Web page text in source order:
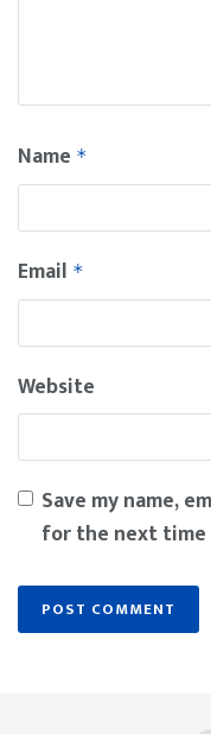
Name *
Email *
Website
Save my name,
for the next time